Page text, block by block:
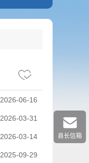
2026-06-16
2026-03-31
2026-03-14
2025-09-29
县长信箱